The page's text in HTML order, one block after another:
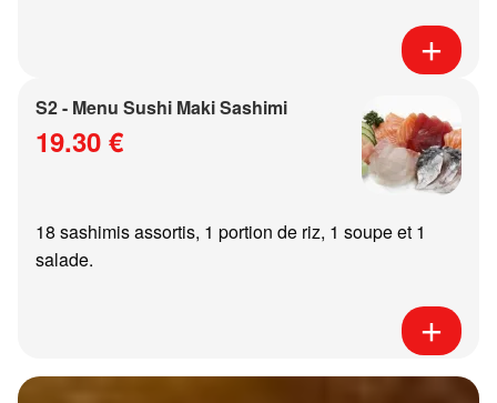
S2 - Menu Sushi Maki Sashimi
19.30 €
18 sashimis assortis, 1 portion de riz, 1 soupe et 1
salade.